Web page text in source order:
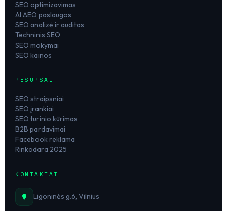
SEO optimizavimas
AI AEO paslaugos
SEO analizė ir auditas
Techninis SEO
SEO mokymai
SEO kainos
RESURSAI
SEO straipsniai
SEO įrankiai
SEO turinio kūrimas
B2B pardavimai
Facebook reklama
Rinkodara 2025
KONTAKTAI
Ligoninės g.6, Vilnius